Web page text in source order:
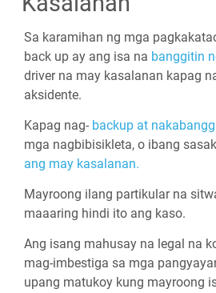
Sa karamihan ng mga
back up ay ang isa na banggitin
driver na may kasalanan kapag
aksidente.
Kapag nag- backup at
mga nagbibisikleta, o ibang
ang may kasalanan.
Mayroong ilang partikular na
maaaring hindi ito ang kaso.
Ang isang mahusay na legal na
mag-imbestiga sa mga
upang matukoy kung mayroong